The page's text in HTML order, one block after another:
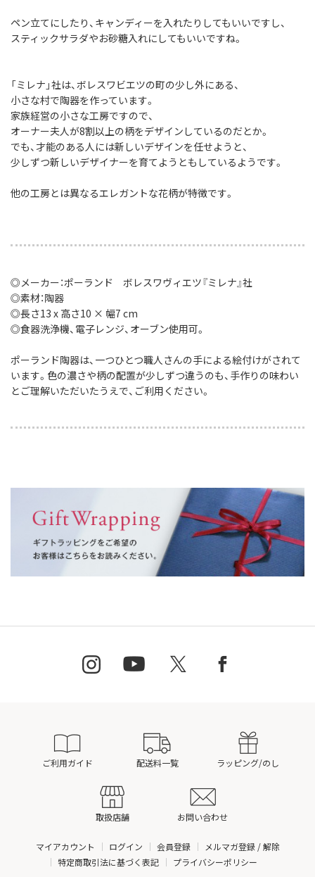
ペン立てにしたり、キャンディーを入れたりしてもいいですし、
スティックサラダやお砂糖入れにしてもいいですね。
「ミレナ」社は、ボレスワビエツの町の少し外にある、
小さな村で陶器を作っています。
家族経営の小さな工房ですので、
オーナー夫人が8割以上の柄をデザインしているのだとか。
でも、才能のある人には新しいデザインを任せようと、
少しずつ新しいデザイナーを育てようともしているようです。
他の工房とは異なるエレガントな花柄が特徴です。
◎メーカー：ポーランド ボレスワヴィエツ『ミレナ』社
◎素材：陶器
◎長さ13 x 高さ10 × 幅7 cm
◎食器洗浄機、電子レンジ、オーブン使用可。
ポーランド陶器は、一つひとつ職人さんの手による絵付けがされて
います。色の濃さや柄の配置が少しずつ違うのも、手作りの味わい
とご理解いただいたうえで、ご利用ください。
ご利用ガイド 配送料一覧 ラッピング/のし
取扱店舗 お問い合わせ
マイアカウント ログイン 会員登録
メルマガ登録 / 解除
特定商取引法に基づく表記
プライバシーポリシー